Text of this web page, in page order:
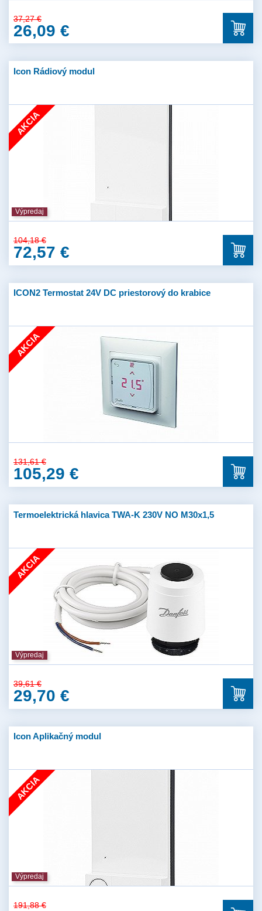
37,27 €
26,09 €
Icon Rádiový modul
Výpredaj
AKCIA
104,18 €
72,57 €
ICON2 Termostat 24V DC priestorový do krabice
AKCIA
131,61 €
105,29 €
Termoelektrická hlavica TWA-K 230V NO M30x1,5
Výpredaj
AKCIA
39,61 €
29,70 €
Icon Aplikačný modul
Výpredaj
AKCIA
191,88 €